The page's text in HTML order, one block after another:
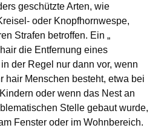
geschützte Arten, wie
oder Knopfhornwespe,
Strafen betroffen. Ein „
die Entfernung eines
der Regel nur dann vor, wenn
hair Menschen besteht, etwa bei
oder wenn das Nest an
Stelle gebaut wurde,
Fenster oder im Wohnbereich.